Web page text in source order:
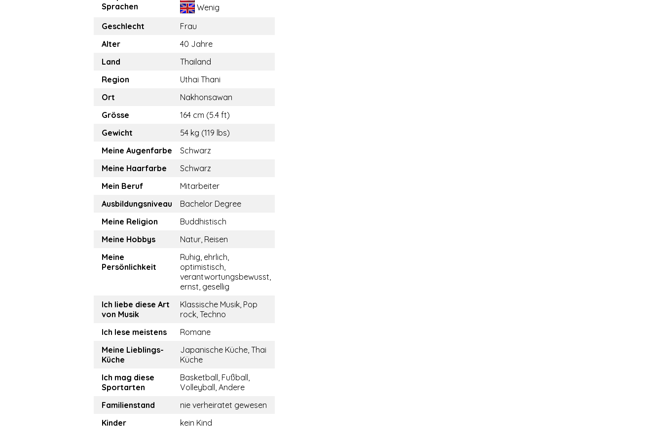
Sprachen
Wenig
Geschlecht
Frau
Alter
40 Jahre
Land
Thailand
Region
Uthai Thani
Ort
Nakhonsawan
Grösse
164 cm (5.4 ft)
Gewicht
54 kg (119 lbs)
Meine Augenfarbe
Schwarz
Meine Haarfarbe
Schwarz
Mein Beruf
Mitarbeiter
Ausbildungsniveau
Bachelor Degree
Meine Religion
Buddhistisch
Meine Hobbys
Natur, Reisen
Meine
Persönlichkeit
Ruhig, ehrlich,
optimistisch,
verantwortungsbewusst,
ernst, gesellig
Ich liebe diese Art
von Musik
Klassische Musik, Pop
rock, Techno
Ich lese meistens
Romane
Meine Lieblings-
Küche
Japanische Küche, Thai
Küche
Ich mag diese
Sportarten
Basketball, Fußball,
Volleyball, Andere
Familienstand
nie verheiratet gewesen
Kinder
kein Kind